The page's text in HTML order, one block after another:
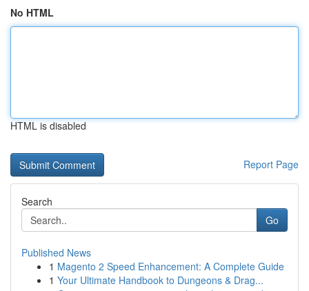
No HTML
HTML is disabled
Report Page
Search
Go
Published News
1 Magento 2 Speed Enhancement: A Complete Guide
1 Your Ultimate Handbook to Dungeons & Drag...